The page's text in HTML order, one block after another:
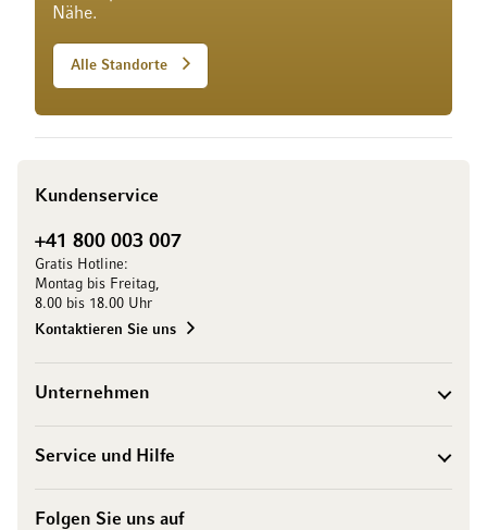
Nähe.
Alle Standorte
Kundenservice
+41 800 003 007
Gratis Hotline:
Montag bis Freitag,
8.00 bis 18.00 Uhr
Kontaktieren Sie uns
Unternehmen
Service und Hilfe
Folgen Sie uns auf